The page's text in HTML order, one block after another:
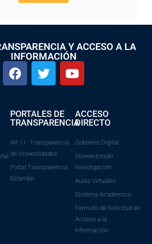
Y ACCESO A LA
INFORMACIÓN
PORTALES DE
TRANSPARENCIA
Art 11- Transparencia
de Universidades
Portal Transparencia
Estandar
ACCESO
DIRECTO
Gobierno Digital
Vicerectorado
Investigación
Aulas Virtuales
Sistema Academico
Formato de Solicitud de
Acceso a la
Información